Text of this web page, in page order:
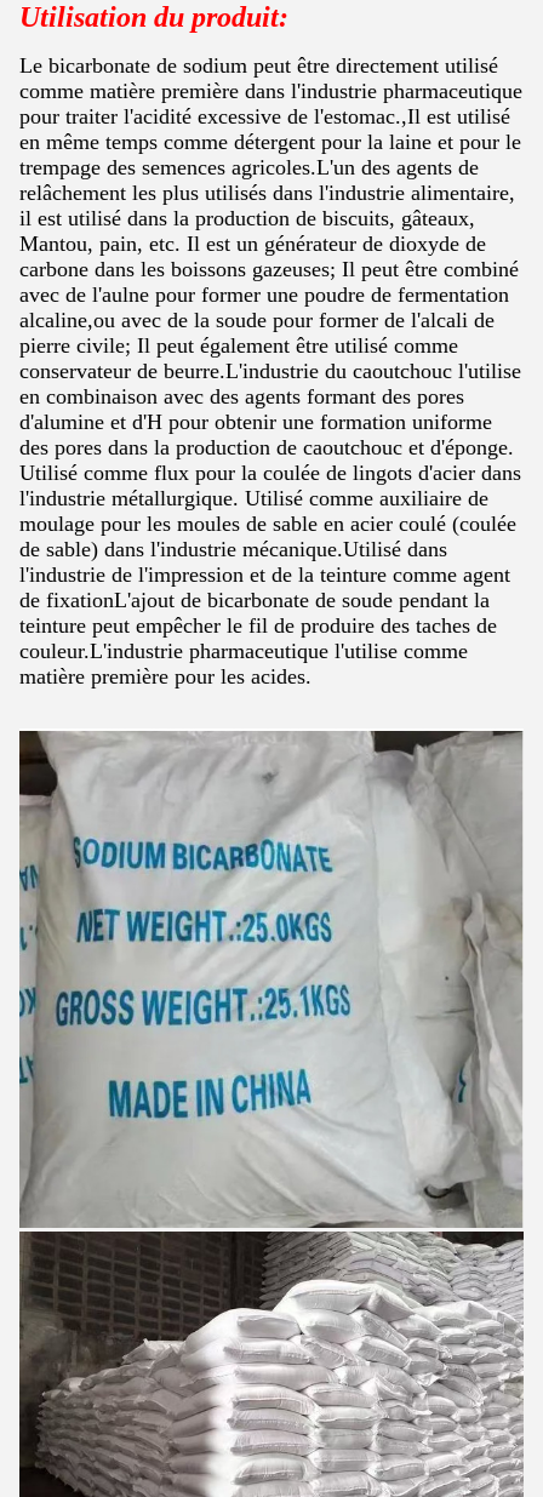
Utilisation du produit:
Le bicarbonate de sodium peut être directement utilisé
comme matière première dans l'industrie pharmaceutique
pour traiter l'acidité excessive de l'estomac.,Il est utilisé
en même temps comme détergent pour la laine et pour le
trempage des semences agricoles.L'un des agents de
relâchement les plus utilisés dans l'industrie alimentaire,
il est utilisé dans la production de biscuits, gâteaux,
Mantou, pain, etc. Il est un générateur de dioxyde de
carbone dans les boissons gazeuses; Il peut être combiné
avec de l'aulne pour former une poudre de fermentation
alcaline,ou avec de la soude pour former de l'alcali de
pierre civile; Il peut également être utilisé comme
conservateur de beurre.L'industrie du caoutchouc l'utilise
en combinaison avec des agents formant des pores
d'alumine et d'H pour obtenir une formation uniforme
des pores dans la production de caoutchouc et d'éponge.
Utilisé comme flux pour la coulée de lingots d'acier dans
l'industrie métallurgique. Utilisé comme auxiliaire de
moulage pour les moules de sable en acier coulé (coulée
de sable) dans l'industrie mécanique.Utilisé dans
l'industrie de l'impression et de la teinture comme agent
de fixationL'ajout de bicarbonate de soude pendant la
teinture peut empêcher le fil de produire des taches de
couleur.L'industrie pharmaceutique l'utilise comme
matière première pour les acides.